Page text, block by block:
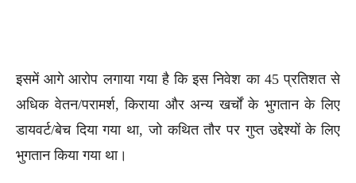
इसमें आगे आरोप लगाया गया है कि इस निवेश का 45 प्रतिशत से
अधिक वेतन/परामर्श, किराया और अन्य खर्चों के भुगतान के लिए
डायवर्ट/बेच दिया गया था, जो कथित तौर पर गुप्त उद्देश्यों के लिए
भुगतान किया गया था।